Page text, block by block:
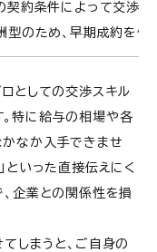
契約条件によって交渉
型のため、早期成約を
ロとしての交渉スキル
特に給与の相場や各
なか入手できませ
といった直接伝えにく
、企業との関係性を損
しまうと、ご自身の